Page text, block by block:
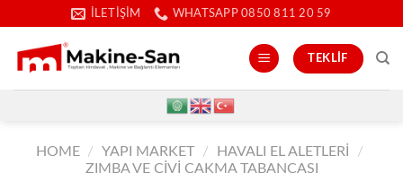
İLETIŞIM WHATSAPP 0850 811 20 59
TEKLIF
HOME / YAPI MARKET / HAVALI EL ALETLERI
/
ZIMBA VE ÇIVI ÇAKMA TABANCASI